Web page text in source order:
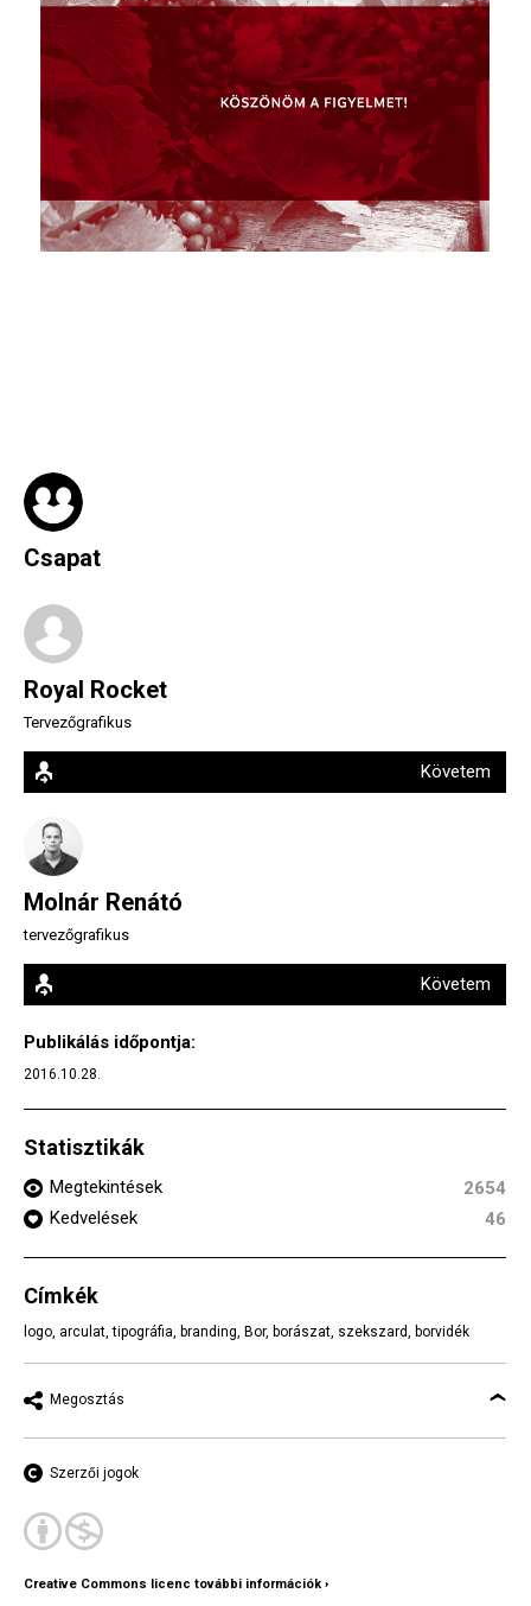
Csapat
Royal Rocket
Tervezőgrafikus
Követem
Molnár Renátó
tervezőgrafikus
Követem
Publikálás időpontja:
2016.10.28.
Statisztikák
Megtekintések
2654
Kedvelések
46
Címkék
logo arculat ,tipográfia branding Bor, borászat szekszard borvidék
Megosztás
Szerzői jogok
Creative Commons licenc további információk ›